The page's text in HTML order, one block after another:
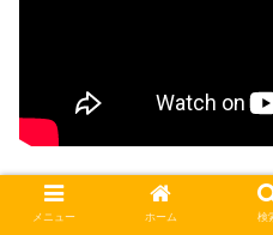
メニュー ホーム 検